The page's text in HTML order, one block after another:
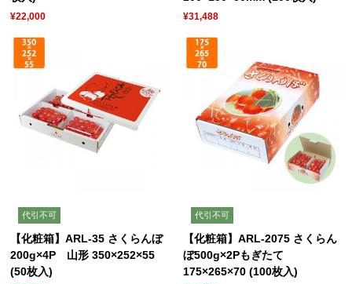
¥22,000 ¥31,488
代引不可
【化粧箱】ARL-35 さくらんぼ
200g×4P 山形 350×252×55
(50枚入)
代引不可
【化粧箱】ARL-2075 さくらん
ぼ500g×2Pもぎたて
175×265×70 (100枚入)